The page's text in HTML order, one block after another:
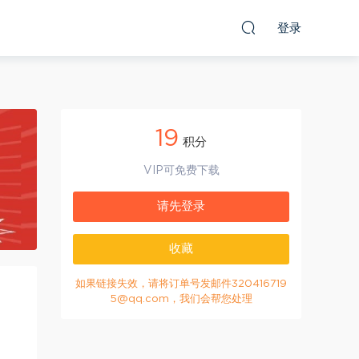
登录
19 积分
VIP可免费下载
请先登录
收藏
如果链接失效，请将订单号发邮件320416719
5@qq.com，我们会帮您处理